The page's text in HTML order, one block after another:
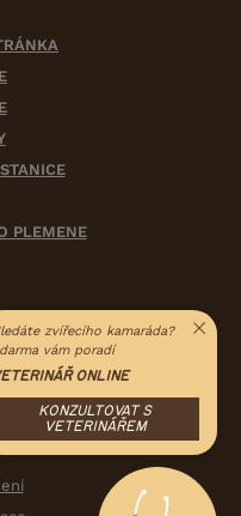
PLEMENE
inzerátů
údajů
zvířecího kamaráda?
vám poradí
ONLINE
KONZULTOVAT S
VETERINÁŘEM